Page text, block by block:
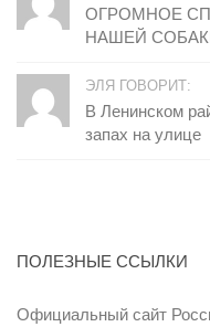
ОГРОМНОЕ
НАШЕЙ
ЭЛЯ ГОВОРИТ:
В Ленинском
запах на улице
ПОЛЕЗНЫЕ ССЫЛКИ
Официальный сайт